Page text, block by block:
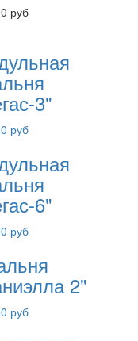
руб
3"
руб
6"
руб
2"
руб